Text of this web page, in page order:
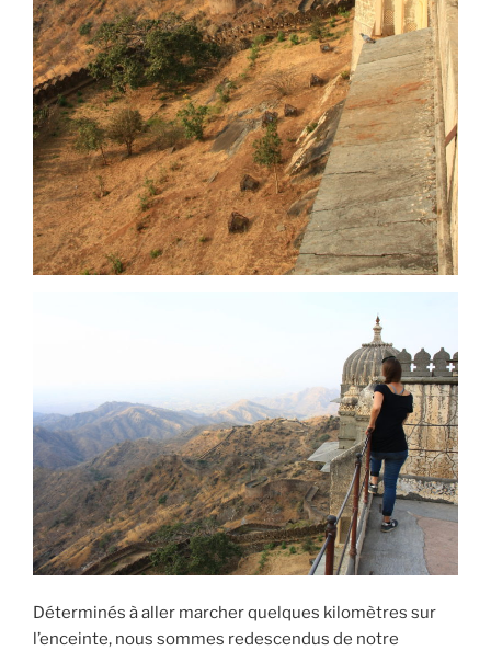
Déterminés à aller marcher quelques kilomètres sur
l’enceinte, nous sommes redescendus de notre